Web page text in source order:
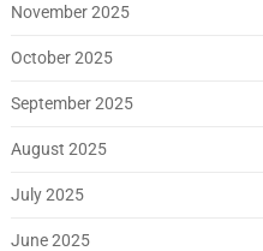
November 2025
October 2025
September 2025
August 2025
July 2025
June 2025